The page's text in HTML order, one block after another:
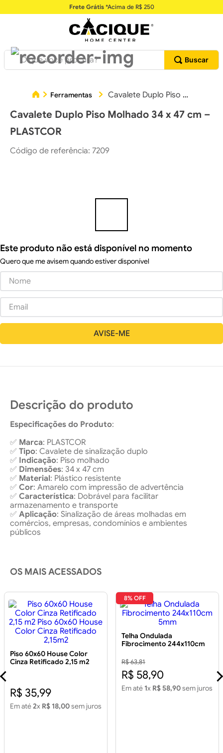
Frete Grátis*Acima de R$ 250
O que você procura?
Ferramentas Cavalete Duplo Piso Molhado 34 x 47 cm – PLASTCOR
Cavalete Duplo Piso Molhado 34 x 47 cm –
PLASTCOR
Código de referência: 7209
Este produto não está disponível no momento
Quero que me avisem quando estiver disponível
Descrição do produto
Especificações do Produto:
✅ Marca: PLASTCOR
✅ Tipo: Cavalete de sinalização duplo
✅ Indicação: Piso molhado
✅ Dimensões: 34 x 47 cm
✅ Material: Plástico resistente
✅ Cor: Amarelo com impressão de advertência
✅ Característica: Dobrável para facilitar
armazenamento e transporte
✅ Aplicação: Sinalização de áreas molhadas em
comércios, empresas, condomínios e ambientes
públicos
OS MAIS ACESSADOS
Piso 60x60 House Color
Cinza Retificado 2,15 m2
R$ 35,99
Em até2x R$ 18,00sem juros
8% OFF
Telha Ondulada
Fibrocimento 244x110cm
R$ 63,81
R$ 58,90
Em até 1x R$ 58,90sem juros